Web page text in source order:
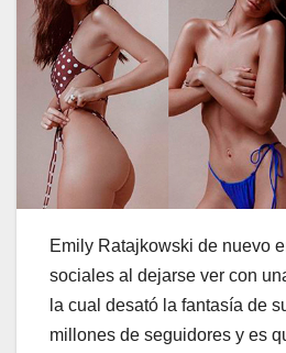
Emily Ratajkowski de nuevo
sociales al dejarse ver con
la cual desató la fantasía de
millones de seguidores y es